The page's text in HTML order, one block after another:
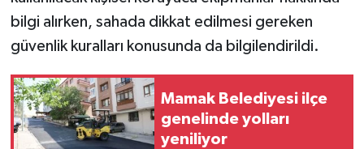
bilgi alırken, sahada dikkat edilmesi gereken
güvenlik kuralları konusunda da bilgilendirildi.
Mamak Belediyesi ilçe
genelinde yolları
yeniliyor